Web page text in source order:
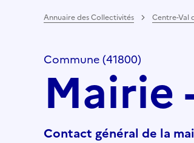
Annuaire des Collectivités Centre-Val
Commune (41800)
Mairie
Contact général de la